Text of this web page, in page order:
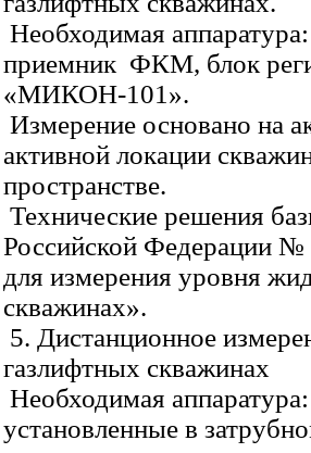
Необходимая
приемник ФКМ, блок
«МИКОН-101».
Измерение основано на
активной локации
пространстве.
Технические решения
Российской Федерации №
для измерения уровня
скважинах».
5. Дистанционное
газлифтных скважинах
Необходимая
установленные в